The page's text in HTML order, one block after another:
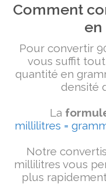
Comment
Pour convertir
vous suffit
quantité en
densité
La
millilitres =
Notre
millilitres vous
plus